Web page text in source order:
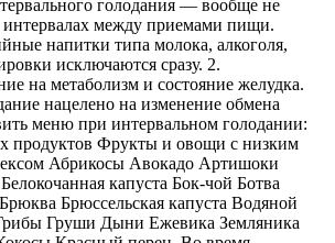
голодания — вообще не
интервалах между приемами пищи.
напитки типа молока, алкоголя,
исключаются сразу. 2.
на метаболизм и состояние желудка.
нацелено на изменение обмена
меню при интервальном голодании:
продуктов Фрукты и овощи с низким
Абрикосы Авокадо Артишоки
капуста Бок-чой Ботва
Брюссельская капуста Водяной
Груши Дыни Ежевика Земляника